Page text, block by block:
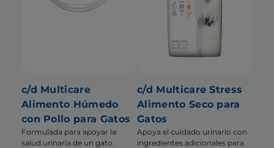
c/d Multicare
Alimento Húmedo
con Pollo para Gatos
Formulada para apoyar la
salud urinaria de un gato.
c/d Multicare Stress
Alimento Seco para
Gatos
Apoya el cuidado urinario con
ingredientes adicionales para